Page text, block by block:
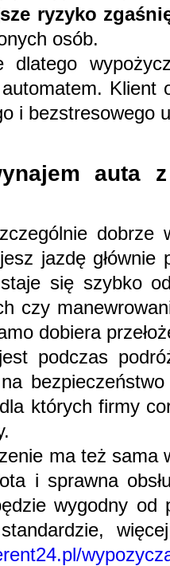
ryzyko
osób.
dlatego
Klient
i bezstresowego
auta
dobrze
jazdę
się szybko
czy
dobiera
podczas
których firmy
ma też sama
i sprawna
wygodny